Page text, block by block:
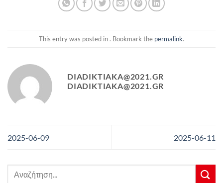
This entry was posted in . Bookmark the permalink.
DIADIKTIAKA@2021.GR
DIADIKTIAKA@2021.GR
2025-06-09 2025-06-11
Αναζήτηση